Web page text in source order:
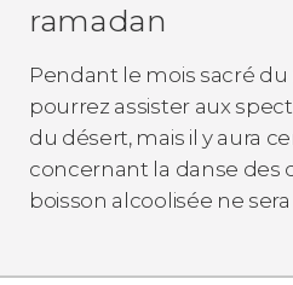
ramadan
Pendant le mois sacré du
pourrez assister aux
du désert, mais il y aura
concernant la danse des
boisson alcoolisée ne sera